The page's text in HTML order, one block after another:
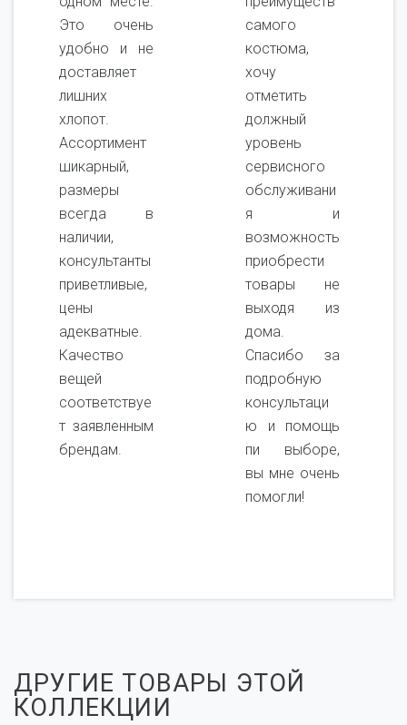
Это очень
удобно и не
доставляет
лишних
хлопот.
Ассортимент
шикарный,
размеры
всегда в
наличии,
консультанты
приветливые,
цены
адекватные.
Качество
вещей
соответствуе
т заявленным
брендам.
самого
костюма,
хочу
отметить
должный
уровень
сервисного
обслуживани
я и
возможность
приобрести
товары не
выходя из
дома.
Спасибо за
подробную
консультаци
ю и помощь
пи выборе,
вы мне очень
помогли!
ДРУГИЕ ТОВАРЫ ЭТОЙ
КОЛЛЕКЦИИ